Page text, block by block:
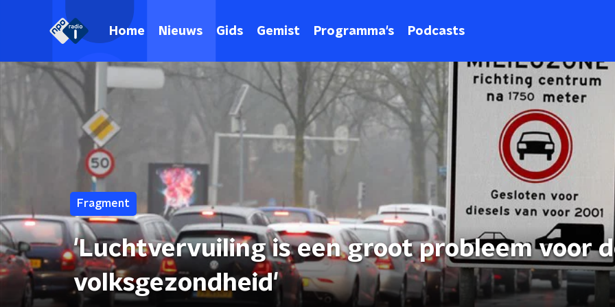
Home Nieuws Gids Gemist Programma's Podcasts
Fragment
'Luchtvervuiling is een groot probleem voor
volksgezondheid'